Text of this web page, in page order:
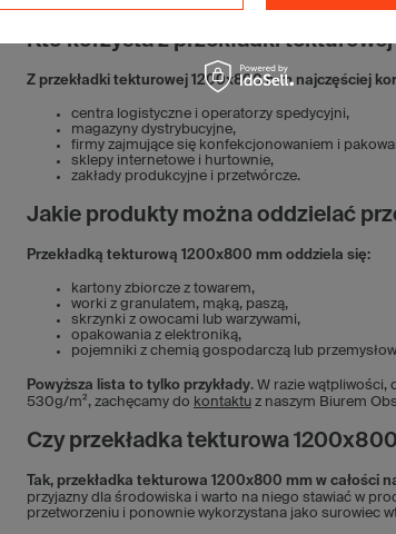
Kto korzysta z przekładki
Z przekładki tekturowej 1200x800 mm najczęściej
centra logistyczne i operatorzy spedycyjni,
magazyny dystrybucyjne,
firmy zajmujące się konfekcjonowaniem i
sklepy internetowe i hurtownie,
zakłady produkcyjne i przetwórcze.
Jakie produkty można oddzielać
Przekładką tekturową 1200x800 mm oddziela się:
kartony zbiorcze z towarem,
worki z granulatem, mąką, paszą,
skrzynki z owocami lub warzywami,
opakowania z elektroniką,
pojemniki z chemią gospodarczą lub
Powyższa lista to tylko przykłady. W razie
530g/m², zachęcamy do kontaktuz naszym Biurem
Czy przekładka tekturowa
Tak, przekładka tekturowa 1200x800 mm w całości
przyjazny dla środowiska i warto na niego stawiać w
przetworzeniu i ponownie wykorzystana jako surowiec